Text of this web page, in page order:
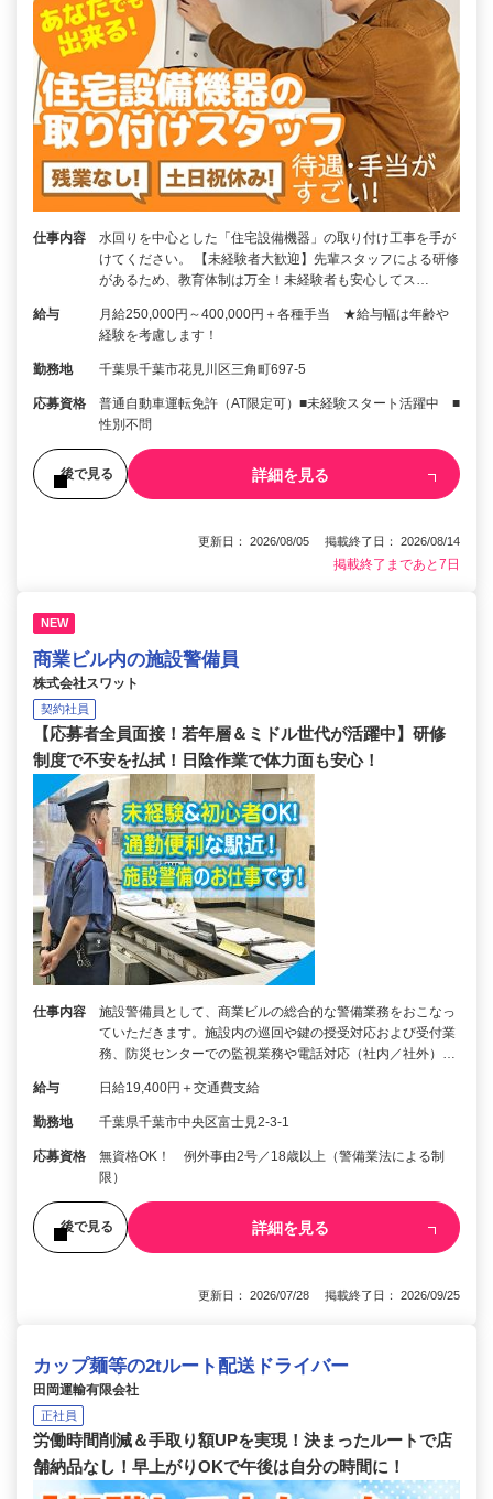
仕事内容
水回りを中心とした「住宅設備機器」の取り付け工事を手が
けてください。 【未経験者大歓迎】先輩スタッフによる研修
があるため、教育体制は万全！未経験者も安心してス…
給与
月給250,000円～400,000円＋各種手当 ★給与幅は年齢や
経験を考慮します！
勤務地 千葉県千葉市花見川区三角町697-5
応募資格
普通自動車運転免許（AT限定可）■未経験スタート活躍中 ■
性別不問
後で見る 詳細を見る
更新日： 2026/08/05 掲載終了日： 2026/08/14
掲載終了まであと7日
NEW
商業ビル内の施設警備員
株式会社スワット
契約社員
【応募者全員面接！若年層＆ミドル世代が活躍中】研修
制度で不安を払拭！日陰作業で体力面も安心！
仕事内容
施設警備員として、商業ビルの総合的な警備業務をおこなっ
ていただきます。施設内の巡回や鍵の授受対応および受付業
務、防災センターでの監視業務や電話対応（社内／社外）…
給与 日給19,400円＋交通費支給
勤務地 千葉県千葉市中央区富士見2-3-1
応募資格
無資格OK！ 例外事由2号／18歳以上（警備業法による制
限）
後で見る 詳細を見る
更新日： 2026/07/28 掲載終了日： 2026/09/25
カップ麺等の2tルート配送ドライバー
田岡運輸有限会社
正社員
労働時間削減＆手取り額UPを実現！決まったルートで店
舗納品なし！早上がりOKで午後は自分の時間に！